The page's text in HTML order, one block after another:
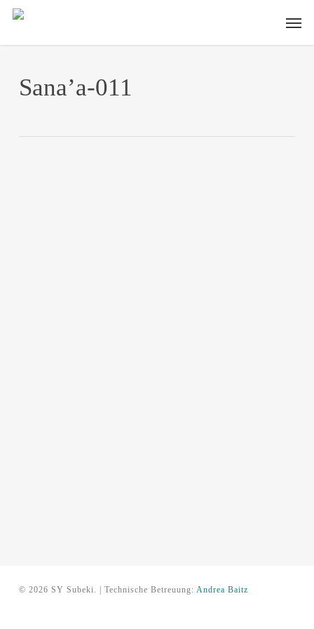
Skip
main
Sana’a-011
© 2026 SY Subeki. | Technische Betreuung: Andrea Baitz